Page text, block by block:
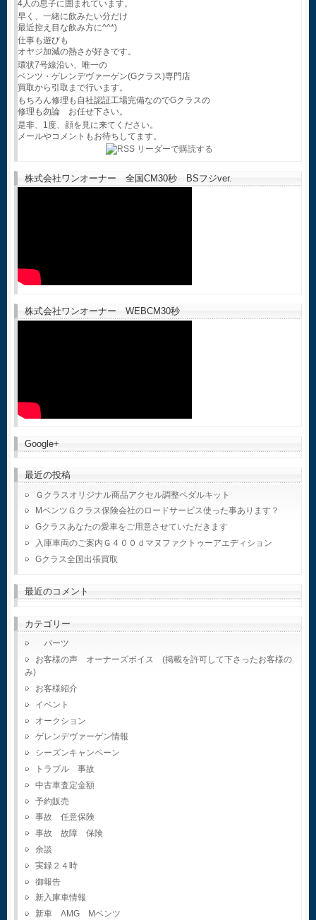
4人の息子に囲まれています。
早く、一緒に飲みたい分だけ
最近控え目な飲み方に^^*)
仕事も遊びも
オヤジ加減の熱さが好きです。
環状7号線沿い、唯一の
ベンツ・ゲレンデヴァーゲン(Gクラス)専門店
買取から引取まで行います。
もちろん修理も自社認証工場完備なのでGクラスの
修理も勿論 お任せ下さい。
是非、1度、顔を見に来てください。
メールやコメントもお待ちしてます。
株式会社ワンオーナー 全国CM30秒 BSフジver.
株式会社ワンオーナー WEBCM30秒
Google+
最近の投稿
Ｇクラスオリジナル商品アクセル調整ペダルキット
MベンツＧクラス保険会社のロードサービス使った事あります？
Gクラスあなたの愛車をご用意させていただきます
入庫車両のご案内Ｇ４００ｄマヌファクトゥーアエディション
Gクラス全国出張買取
最近のコメント
カテゴリー
パーツ
お客様の声 オーナーズボイス (掲載を許可して下さったお客様の
み)
お客様紹介
イベント
オークション
ゲレンデヴァーゲン情報
シーズンキャンペーン
トラブル 事故
中古車査定金額
予約販売
事故 任意保険
事故 故障 保険
余談
実録２４時
御報告
新入庫車情報
新車 AMG Mベンツ